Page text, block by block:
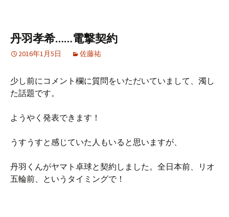
丹羽孝希……電撃契約
2016年1月5日 佐藤祐
少し前にコメント欄に質問をいただいていまして、濁し
た話題です。
ようやく発表できます！
うすうすと感じていた人もいると思いますが、
丹羽くんがヤマト卓球と契約しました。全日本前、リオ
五輪前、というタイミングで！